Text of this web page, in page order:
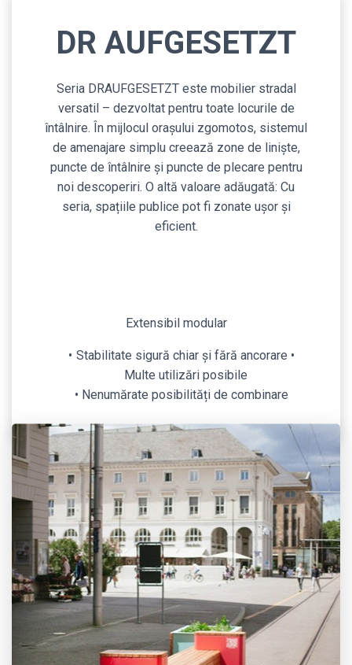
DR AUFGESETZT
Seria DRAUFGESETZT este mobilier stradal
versatil – dezvoltat pentru toate locurile de
întâlnire. În mijlocul orașului zgomotos, sistemul
de amenajare simplu creează zone de liniște,
puncte de întâlnire și puncte de plecare pentru
noi descoperiri. O altă valoare adăugată: Cu
seria, spațiile publice pot fi zonate ușor și
eficient.
Extensibil modular
Stabilitate sigură chiar și fără ancorare •
Multe utilizări posibile
Nenumărate posibilități de combinare